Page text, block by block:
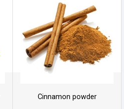
Cinnamon powder